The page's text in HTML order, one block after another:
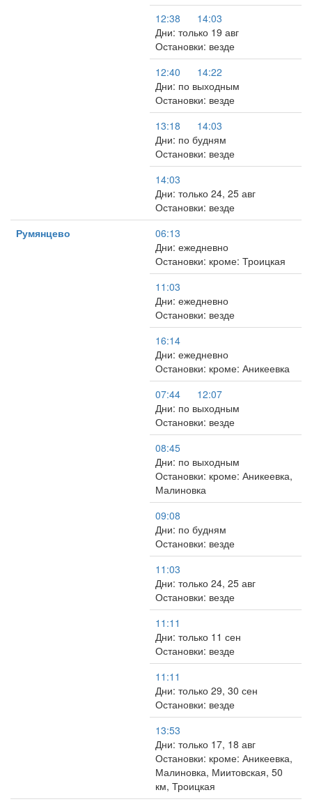
12:38
14:03
Дни: только 19 авг
Остановки: везде
12:40
14:22
Дни: по выходным
Остановки: везде
13:18
14:03
Дни: по будням
Остановки: везде
14:03
Дни: только 24, 25 авг
Остановки: везде
Румянцево
06:13
Дни: ежедневно
Остановки: кроме: Троицкая
11:03
Дни: ежедневно
Остановки: везде
16:14
Дни: ежедневно
Остановки: кроме: Аникеевка
07:44
12:07
Дни: по выходным
Остановки: везде
08:45
Дни: по выходным
Остановки: кроме: Аникеевка,
Малиновка
09:08
Дни: по будням
Остановки: везде
11:03
Дни: только 24, 25 авг
Остановки: везде
11:11
Дни: только 11 сен
Остановки: везде
11:11
Дни: только 29, 30 сен
Остановки: везде
13:53
Дни: только 17, 18 авг
Остановки: кроме: Аникеевка,
Малиновка, Миитовская, 50
км, Троицкая